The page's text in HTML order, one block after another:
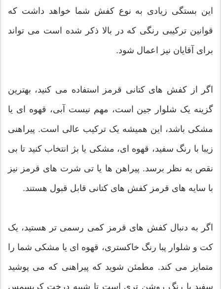
این بستگی زیادی به نوع کفش شما خواهد داشت که
قوانین ترکیبی رنگی که در بالا ذکر شده است می تواند
برای آقایان نیز اعمال شود.
اگر از کفش های کتانی قرمز استفاده می کنید، بهترین
گزینه یک شلوار جین است، مهم نیست آبی، قهوه ای یا
مشکی باشد، این همیشه یک ترکیب عالی است. پیراهنی
زیبا با رنگ سفید، قهوه ای، مشکی یا بژ انتخاب کنید تا بی
نقص به نظر برسد. پیراهن ها یا تی شرت های قرمز نیز
با سایه های قرمز کفش های کتانی قابل قبول هستند.
اگر به دنبال کفش های قرمز کمی رسمی تر هستید، یک
کت و شلوار پبا رنگ خاکستری، قهوه ای یا مشکی شما را
متمایز می کند. مطمئن شوید که پیراهنی که می پوشید
سفید یا رنگ روشن تری است تا شبیه درخت کریسمس